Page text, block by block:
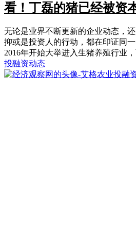
看！丁磊的猪已经被资
无论是业界不断更新的企业动态，
抑或是投资人的行动，都在印证同
2016年开始大举进入生猪养殖行业，
投融资动态